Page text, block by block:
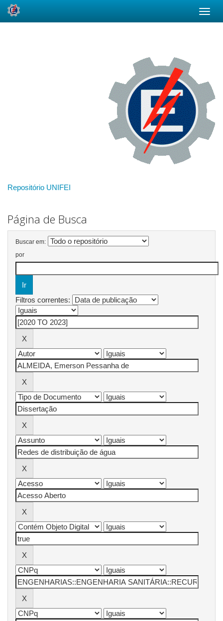
Repositório UNIFEI
Página de Busca
Buscar em:
por
Filtros correntes: